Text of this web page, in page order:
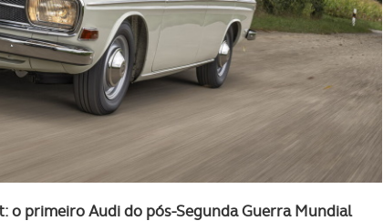
o primeiro Audi do pós-Segunda Guerra Mundial